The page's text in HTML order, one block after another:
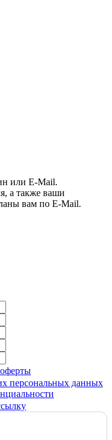
или E-Mail.
а также ваши
вам по E-Mail.
персональных данных